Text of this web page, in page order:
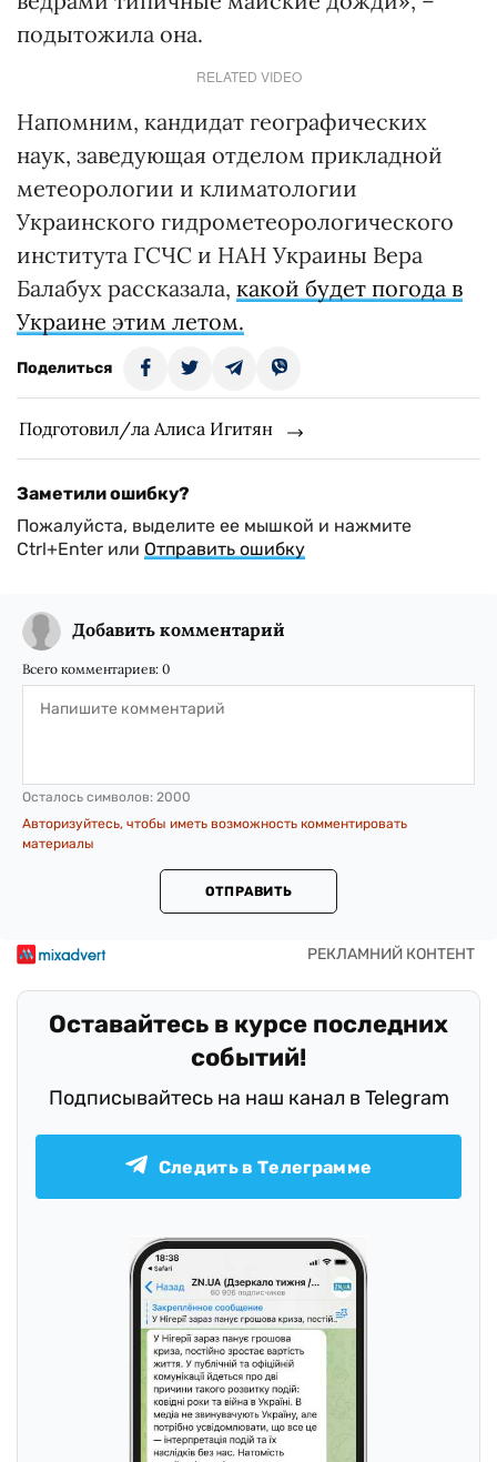
подытожила она.
RELATED VIDEO
Напомним, кандидат географических
наук, заведующая отделом прикладной
метеорологии и климатологии
Украинского гидрометеорологического
института ГСЧС и НАН Украины Вера
Балабух рассказала, какой будет погода в
Украине этим летом.
Поделиться
Подготовил/ла Алиса Игитян
Заметили ошибку?
Пожалуйста, выделите ее мышкой и нажмите
Ctrl+Enter или Отправить ошибку
Добавить комментарий
Всего комментариев: 0
Осталось символов: 2000
Авторизуйтесь, чтобы иметь возможность комментировать
материалы
ОТПРАВИТЬ
Оставайтесь в курсе последних
событий!
Подписывайтесь на наш канал в Telegram
Следить в Телеграмме